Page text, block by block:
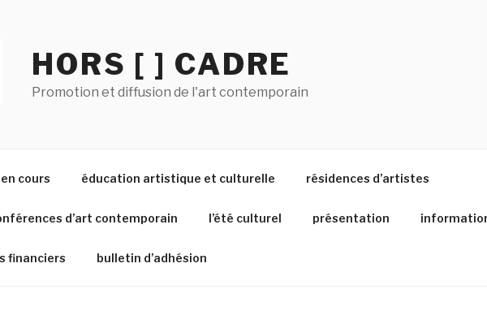
HORS [ ] CADRE
Promotion et diffusion de l'art contemporain
cours éducation artistique et culturelle résidences d’artistes
d’art contemporain l’été culturel présentation
financiers bulletin d’adhésion